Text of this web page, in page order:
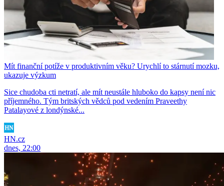
Mít finanční potíže v produktivním věku? Urychlí to stárnutí mozku,
ukazuje výzkum
Sice chudoba cti netratí, ale mít neustále hluboko do kapsy není nic
příjemného. Tým britských vědců pod vedením Praveethy
Patalayové z londýnské...
HN.cz
dnes, 22:00